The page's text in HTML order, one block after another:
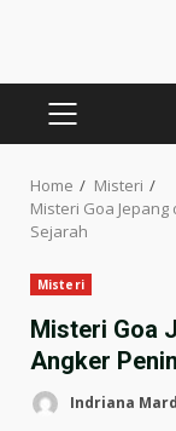
PRIMARY
Home
Misteri
Misteri Goa
Sejarah
Misteri
Misteri Goa
Angker
Indriana